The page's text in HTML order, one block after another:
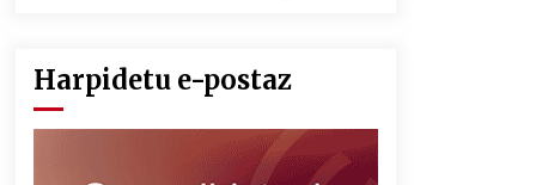
Harpidetu e-postaz